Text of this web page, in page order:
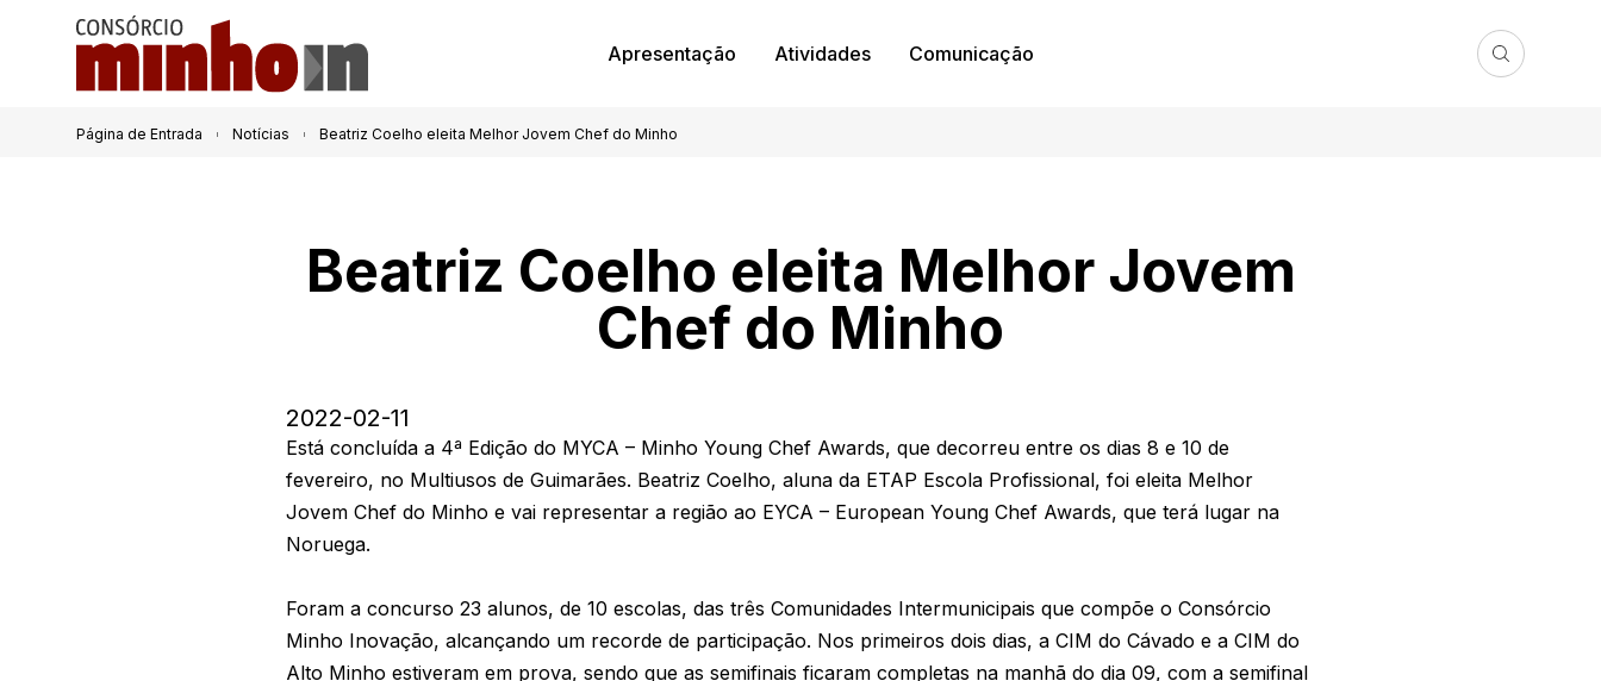
Apresentação Atividades Comunicação
Página de Entrada Notícias Beatriz Coelho eleita Melhor Jovem Chef do Minho
Beatriz Coelho eleita Melhor Jovem
Chef do Minho
2022-02-11
Está concluída a 4ª Edição do MYCA – Minho Young Chef Awards, que decorreu entre os dias 8 e 10 de
fevereiro, no Multiusos de Guimarães. Beatriz Coelho, aluna da ETAP Escola Profissional, foi eleita Melhor
Jovem Chef do Minho e vai representar a região ao EYCA – European Young Chef Awards, que terá lugar na
Noruega.
Foram a concurso 23 alunos, de 10 escolas, das três Comunidades Intermunicipais que compõe o Consórcio
Minho Inovação, alcançando um recorde de participação. Nos primeiros dois dias, a CIM do Cávado e a CIM do
Alto Minho estiveram em prova, sendo que as semifinais ficaram completas na manhã do dia 09, com a semifinal